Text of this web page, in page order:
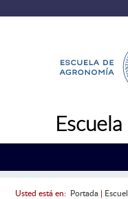
Usted está en: Portada|